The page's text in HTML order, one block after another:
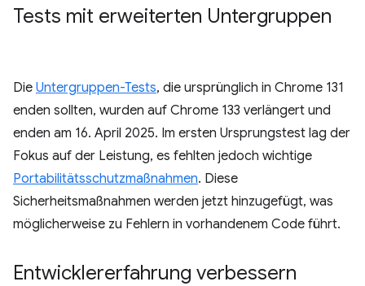
Tests mit erweiterten Untergruppen
Die Untergruppen-Tests, die ursprünglich in Chrome 131
enden sollten, wurden auf Chrome 133 verlängert und
enden am 16. April 2025. Im ersten Ursprungstest lag der
Fokus auf der Leistung, es fehlten jedoch wichtige
Portabilitätsschutzmaßnahmen. Diese
Sicherheitsmaßnahmen werden jetzt hinzugefügt, was
möglicherweise zu Fehlern in vorhandenem Code führt.
Entwicklererfahrung verbessern